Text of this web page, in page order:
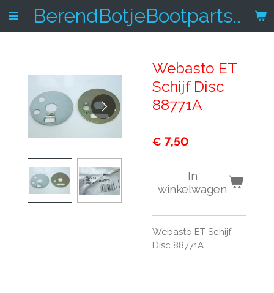
Ga
BerendBotjeBootparts.nl
Webasto ET
Schijf Disc
88771A
€ 7,50
In
winkelwagen
Webasto ET Schijf
Disc 88771A